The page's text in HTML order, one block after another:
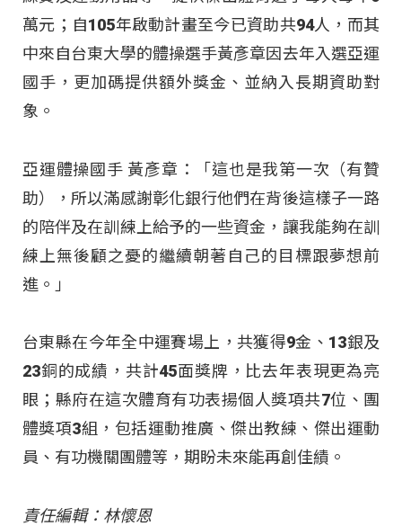
萬元；自105年啟動計畫至今已資助共94人，而其
中來自台東大學的體操選手黃彥章因去年入選亞運
國手，更加碼提供額外獎金、並納入長期資助對
象。
亞運體操國手 黃彥章：「這也是我第一次（有贊
助），所以滿感謝彰化銀行他們在背後這樣子一路
的陪伴及在訓練上給予的一些資金，讓我能夠在訓
練上無後顧之憂的繼續朝著自己的目標跟夢想前
進。」
台東縣在今年全中運賽場上，共獲得9金、13銀及
23銅的成績，共計45面獎牌，比去年表現更為亮
眼；縣府在這次體育有功表揚個人獎項共7位、團
體獎項3組，包括運動推廣、傑出教練、傑出運動
員、有功機關團體等，期盼未來能再創佳績。
責任編輯：林懷恩